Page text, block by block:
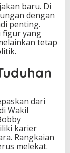
baru. Di
dengan
penting.
figur yang
tetap
dari
Wakil
karier
Rangkaian
melekat.